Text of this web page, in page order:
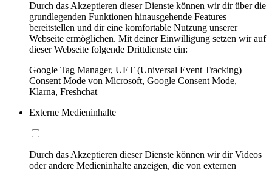
Durch das Akzeptieren dieser Dienste können wir dir über die
grundlegenden Funktionen hinausgehende Features
bereitstellen und dir eine komfortable Nutzung unserer
Webseite ermöglichen. Mit deiner Einwilligung setzen wir auf
dieser Webseite folgende Drittdienste ein:
Google Tag Manager, UET (Universal Event Tracking)
Consent Mode von Microsoft, Google Consent Mode,
Klarna, Freshchat
Externe Medieninhalte
Durch das Akzeptieren dieser Dienste können wir dir Videos
oder andere Medieninhalte anzeigen, die von externen